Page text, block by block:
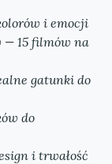
i emocji
— 15 filmów na
gatunki do
do
i trwałość